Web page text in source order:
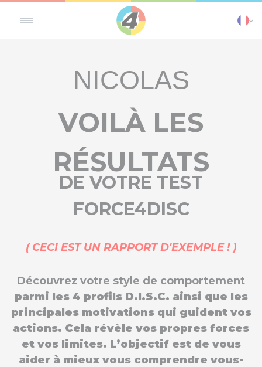
NICOLAS
VOILÀ LES
RÉSULTATS
DE VOTRE TEST
FORCE4DISC
( CECI EST UN RAPPORT D'EXEMPLE ! )
Découvrez votre style de comportement
parmi les 4 profils D.I.S.C. ainsi que les
principales motivations qui guident vos
actions. Cela révèle vos propres forces
et vos limites. L’objectif est de vous
aider à mieux vous comprendre vous-
Panneau de gestion des cookies